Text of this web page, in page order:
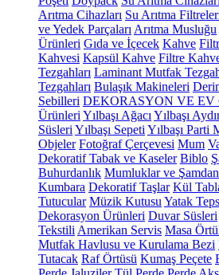
Arıtma Cihazları Su Arıtma
ve Yedek Parçaları Arıtma Musluğu
Ürünleri Gıda ve İçecek Kahve
Kahvesi Kapsül Kahve Filtre
Tezgahları Laminant Mutfak
Tezgahları Bulaşık Makineleri
Sebilleri DEKORASYON VE EV
Ürünleri Yılbaşı Ağacı Yılbaşı
Süsleri Yılbaşı Sepeti Yılbaşı Parti
Objeler Fotoğraf Çerçevesi Mum
Dekoratif Tabak ve Kaseler Biblo
Buhurdanlık Mumluklar ve
Kumbara Dekoratif Taşlar Kül
Tutucular Müzik Kutusu Yatak
Dekorasyon Ürünleri Duvar Süsleri
Tekstili Amerikan Servis Masa
Mutfak Havlusu ve Kurulama Bezi
Tutacak Raf Örtüsü Kumaş Peçete